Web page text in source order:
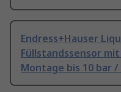
Endress+Hauser
Füllstandssensor
Montage bis 10 bar /